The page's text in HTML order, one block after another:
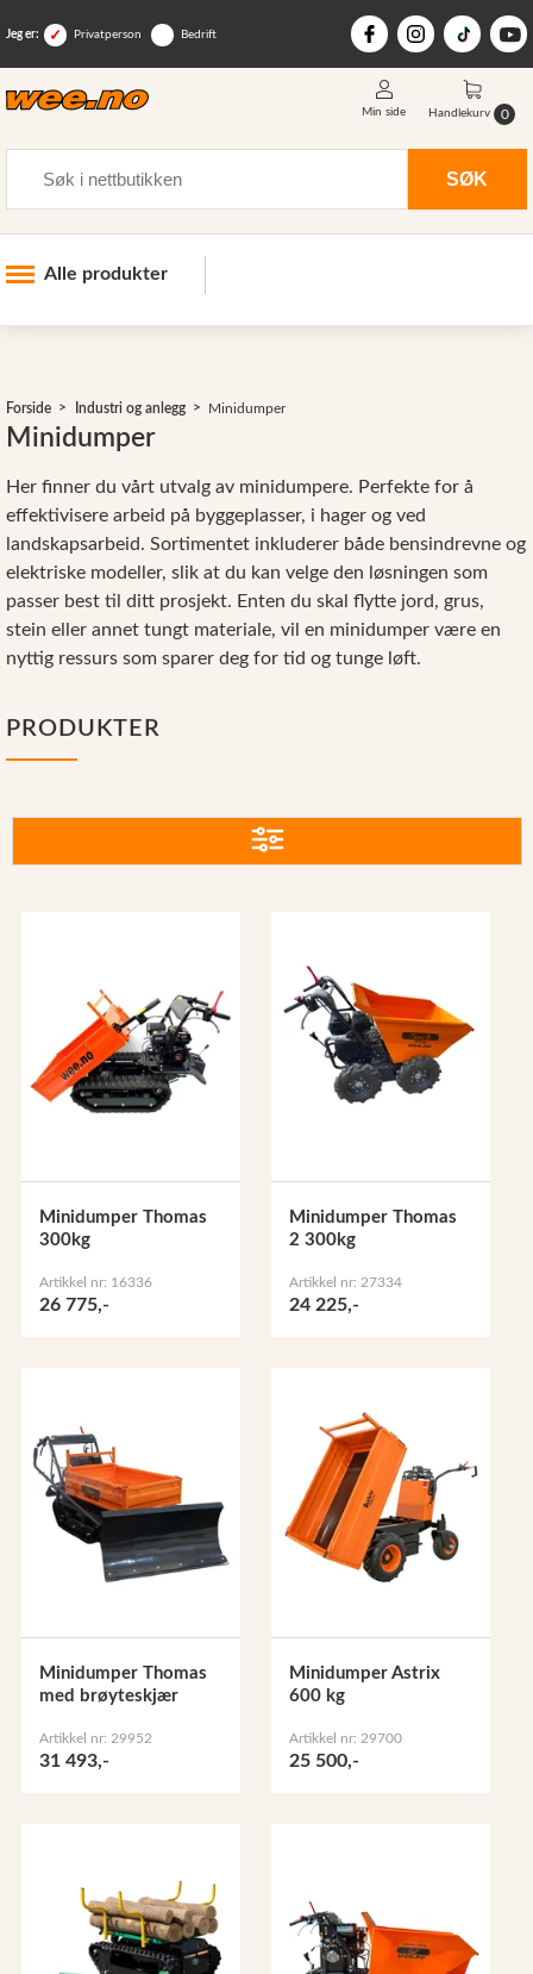
Jeg er: Privatperson Bedrift
SØK
Min side Handlekurv 0
Alle produkter
Landbruksutstyr
Vinter og snøutstyr
Reservedeler
Nye Wee produkter
Tilbud
Aktuelt
Kundeservice
Forside Industri og anlegg Minidumper
Minidumper
Her finner du vårt utvalg av minidumpere. Perfekte for å
effektivisere arbeid på byggeplasser, i hager og ved
landskapsarbeid. Sortimentet inkluderer både bensindrevne og
elektriske modeller, slik at du kan velge den løsningen som
passer best til ditt prosjekt. Enten du skal flytte jord, grus,
stein eller annet tungt materiale, vil en minidumper være en
nyttig ressurs som sparer deg for tid og tunge løft.
PRODUKTER
Minidumper Thomas
300kg
Artikkel nr: 16336
26 775,-
Minidumper Thomas
2 300kg
Artikkel nr: 27334
24 225,-
Minidumper Thomas
med brøyteskjær
Artikkel nr: 29952
31 493,-
Minidumper Astrix
600 kg
Artikkel nr: 29700
25 500,-